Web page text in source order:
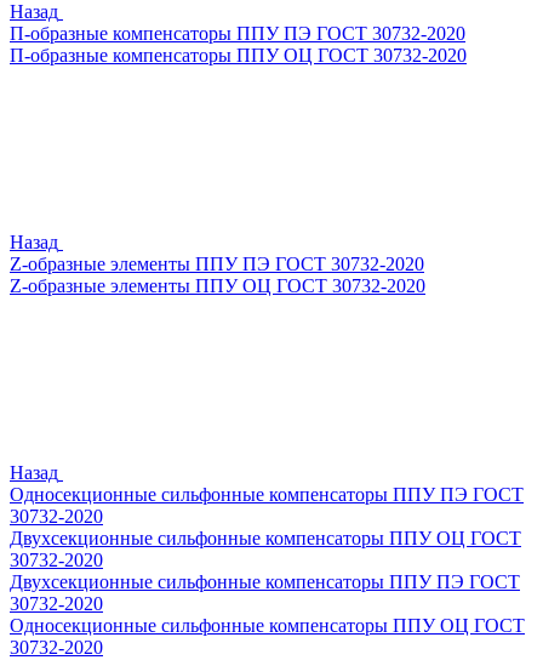
Назад
П-образные компенсаторы ППУ ПЭ ГОСТ 30732-2020
П-образные компенсаторы ППУ ОЦ ГОСТ 30732-2020
Назад
Z-образные элементы ППУ ПЭ ГОСТ 30732-2020
Z-образные элементы ППУ ОЦ ГОСТ 30732-2020
Назад
Односекционные сильфонные компенсаторы ППУ ПЭ ГОСТ
30732-2020
Двухсекционные сильфонные компенсаторы ППУ ОЦ ГОСТ
30732-2020
Двухсекционные сильфонные компенсаторы ППУ ПЭ ГОСТ
30732-2020
Односекционные сильфонные компенсаторы ППУ ОЦ ГОСТ
30732-2020